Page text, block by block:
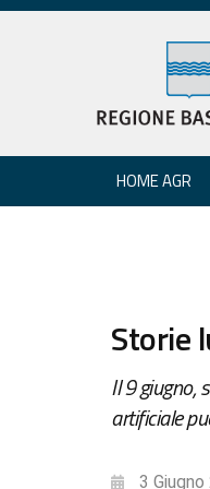
HOME AGR
Storie
Il 9 giugno,
artificiale
3 Giugno